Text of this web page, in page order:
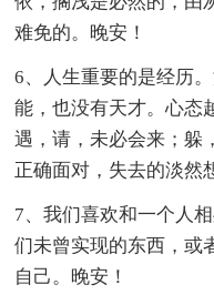
难免的。晚安！
6、人生重要的是经历
能，也没有天才。心态
遇，请，未必会来；躲
正确面对，失去的淡然
7、我们喜欢和一个人
们未曾实现的东西，或
自己。晚安！